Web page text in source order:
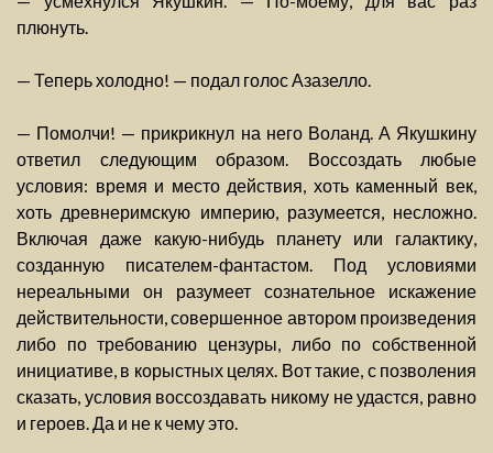
плюнуть.
— Теперь холодно! — подал голос Азазелло.
— Помолчи! — прикрикнул на него Воланд. А Якушкину
ответил следующим образом. Воссоздать любые
условия: время и место действия, хоть каменный век,
хоть древнеримскую империю, разумеется, несложно.
Включая даже какую-нибудь планету или галактику,
созданную писателем-фантастом. Под условиями
нереальными он разумеет сознательное искажение
действительности, совершенное автором произведения
либо по требованию цензуры, либо по собственной
инициативе, в корыстных целях. Вот такие, с позволения
сказать, условия воссоздавать никому не удастся, равно
и героев. Да и не к чему это.